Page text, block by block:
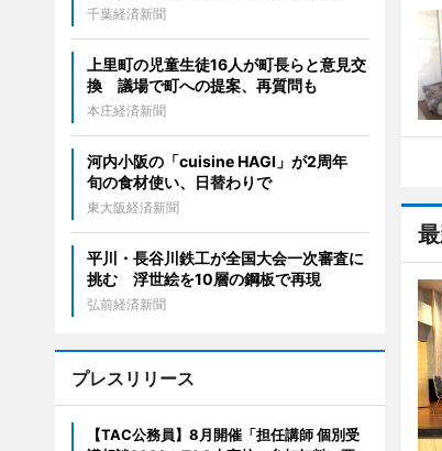
千葉経済新聞
上里町の児童生徒16人が町長らと意見交
換 議場で町への提案、再質問も
本庄経済新聞
河内小阪の「cuisine HAGI」が2周年
旬の食材使い、日替わりで
東大阪経済新聞
平川・長谷川鉄工が全国大会一次審査に
挑む 浮世絵を10層の鋼板で再現
弘前経済新聞
プレスリリース
【TAC公務員】8月開催「担任講師 個別受